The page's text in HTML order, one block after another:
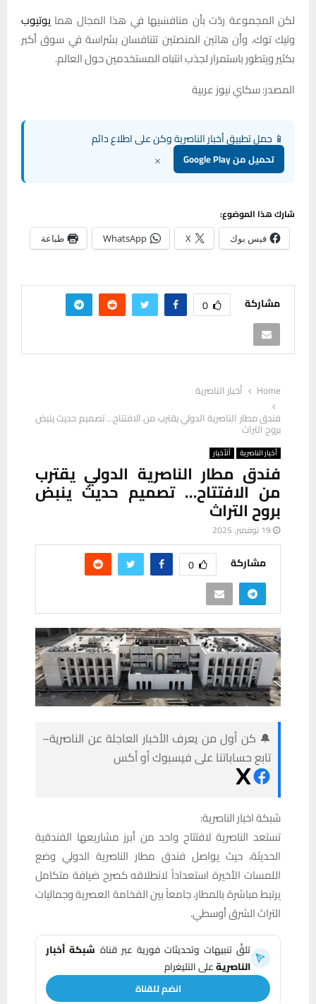
لكن المجموعة ردّت بأن منافسَيها في هذا المجال هما يوتيوب
وتيك توك، وأن هاتين المنصتين تتنافسان بشراسة في سوق أكبر
بكثير ويتطور باستمرار لجذب انتباه المستخدمين حول العالم.
المصدر: سكاي نيوز عربية
📱 حمل تطبيق أخبار الناصرية وكن على اطلاع دائم
تحميل من Google Play ×
شارك هذا الموضوع:
فيس بوك X
WhatsApp طباعة
مشاركة 0
Home
أخبار الناصرية
فندق مطار الناصرية الدولي يقترب من الافتتاح… تصميم حديث ينبض
بروح التراث
أخبار الناصرية ألأخبار
فندق مطار الناصرية الدولي يقترب
من الافتتاح… تصميم حديث ينبض
بروح التراث
19 نوفمبر، 2025
مشاركة 0
🔔 كن أول من يعرف الأخبار العاجلة عن الناصرية–
تابع حساباتنا على فيسبوك أو أكس
شبكة اخبار الناصرية:
تستعد الناصرية لافتتاح واحد من أبرز مشاريعها الفندقية
الحديثة، حيث يواصل فندق مطار الناصرية الدولي وضع
اللمسات الأخيرة استعداداً لانطلاقه كصرح ضيافة متكامل
يرتبط مباشرة بالمطار، جامعاً بين الفخامة العصرية وجماليات
التراث الشرق أوسطي.
تلقَّ تنبيهات وتحديثات فورية عبر قناة شبكة أخبار
الناصريةعلى التليغرام
انضم للقناة